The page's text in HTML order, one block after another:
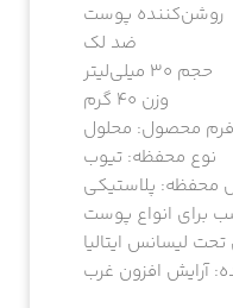
روشن‌کننده پوست
ضد لک
حجم 30 میلی‌لیتر
وزن 40 گرم
فرم محصول: محلول
نوع محفظه: تیوب
محفظه: پلاستیکی
برای انواع پوست
لیسانس ایتالیا
آرایش افزون غرب